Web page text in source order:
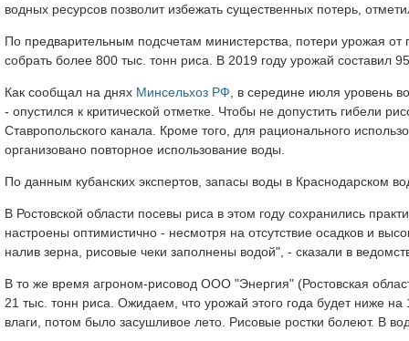
водных ресурсов позволит избежать существенных потерь,
По предварительным подсчетам министерства, потери урожая
собрать более 800 тыс. тонн риса. В 2019 году урожай составил
Как сообщал на днях Минсельхоз РФ , в середине июля уровень
- опустился к критической отметке. Чтобы не допустить гибели
Ставропольского канала. Кроме того, для рационального
организовано повторное использование воды.
По данным кубанских экспертов, запасы воды в Краснодарском
В Ростовской области посевы риса в этом году сохранились
настроены оптимистично - несмотря на отсутствие осадков и
налив зерна, рисовые чеки заполнены водой", - сказали в
В то же время агроном-рисовод ООО "Энергия" (Ростовская
21 тыс. тонн риса. Ожидаем, что урожай этого года будет ниже
влаги, потом было засушливое лето. Рисовые ростки болеют. В